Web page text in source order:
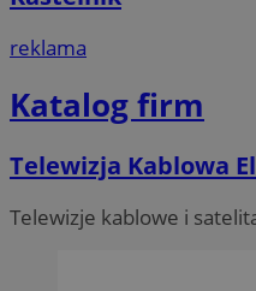
reklama
Katalog firm
Telewizja Kablowa
Telewizje kablowe i